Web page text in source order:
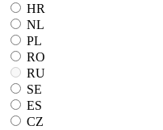
HR
NL
PL
RO
RU
SE
ES
CZ